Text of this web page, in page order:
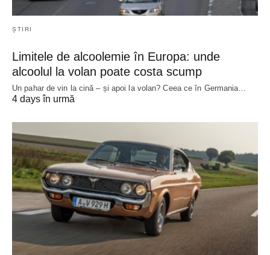
ȘTIRI
Limitele de alcoolemie în Europa: unde
alcoolul la volan poate costa scump
Un pahar de vin la cină – și apoi la volan? Ceea ce în Germania…
4 days în urmă